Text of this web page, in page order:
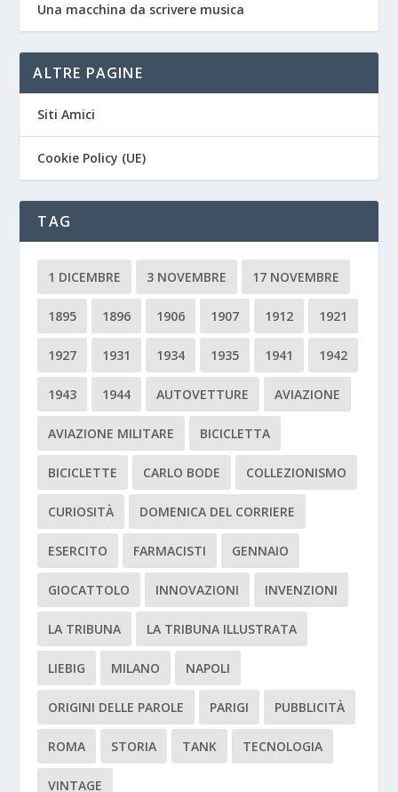
Una macchina da scrivere musica
ALTRE PAGINE
Siti Amici
Cookie Policy (UE)
TAG
1 DICEMBRE 3 NOVEMBRE 17 NOVEMBRE
1895 1896 1906 1907 1912 1921
1927 1931 1934 1935 1941 1942
1943 1944 AUTOVETTURE AVIAZIONE
AVIAZIONE MILITARE BICICLETTA
BICICLETTE CARLO BODE COLLEZIONISMO
CURIOSITÀ DOMENICA DEL CORRIERE
ESERCITO FARMACISTI GENNAIO
GIOCATTOLO INNOVAZIONI INVENZIONI
LA TRIBUNA LA TRIBUNA ILLUSTRATA
LIEBIG MILANO NAPOLI
ORIGINI DELLE PAROLE PARIGI PUBBLICITÀ
ROMA STORIA TANK TECNOLOGIA
VINTAGE